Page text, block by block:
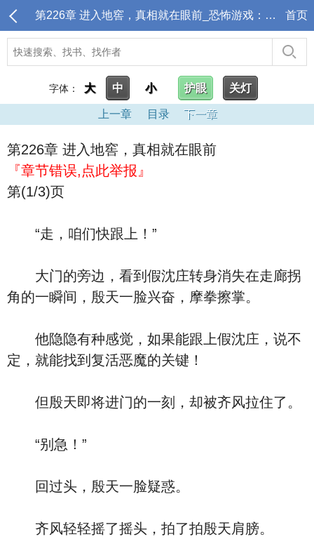
第226章 进入地窖，真相就在眼前_恐怖游戏：开局女鬼爱上我 首页
字体： 大 中 小 护眼 关灯
上一章 目录 下一章
第226章 进入地窖，真相就在眼前
『章节错误,点此举报』
第(1/3)页
“走，咱们快跟上！”
大门的旁边，看到假沈庄转身消失在走廊拐
角的一瞬间，殷天一脸兴奋，摩拳擦掌。
他隐隐有种感觉，如果能跟上假沈庄，说不
定，就能找到复活恶魔的关键！
但殷天即将进门的一刻，却被齐风拉住了。
“别急！”
回过头，殷天一脸疑惑。
齐风轻轻摇了摇头，拍了拍殷天肩膀。